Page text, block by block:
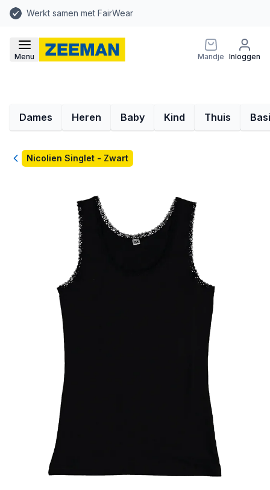
Werkt samen met FairWear
Menu Mandje Inloggen
Dames Heren Baby Kind Thuis
TerugNicolien Singlet - Zwart